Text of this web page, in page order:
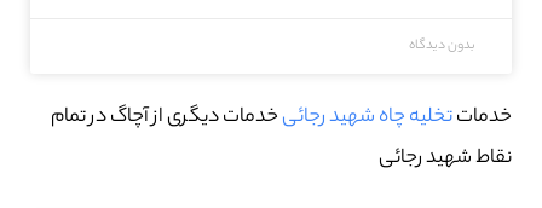
بدون دیدگاه
خدماتتخلیه چاه شهید رجائیخدمات دیگری از آچاگ در تمام
نقاط شهید رجائی